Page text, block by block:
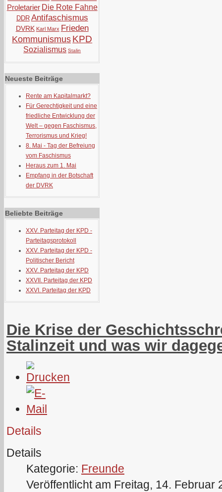
Proletarier Die Rote Fahne
DDR Antifaschismus
DVRK Karl Marx Frieden
Kommunismus KPD
Sozialismus Stalin
Neueste Beiträge
Rente am Kapitalmarkt?
Für Gerechtigkeit und eine
friedliche Entwicklung der
Welt – gegen Faschismus,
Terrorismus und Krieg!
8. Mai - Tag der Befreiung
vom Faschismus
Heraus zum 1. Mai
Empfang in der Botschaft
der DVRK
Beliebte Beiträge
XXV. Parteitag der KPD -
Parteitagsprotokoll
XXV. Parteitag der KPD -
Politischer Bericht
XXV. Parteitag der KPD
XXVII. Parteitag der KPD
XXVI. Parteitag der KPD
Die Krise der
Stalinzeit und was wir
Details
Details
Kategorie: Freunde
Veröffentlicht am Freitag, 14. Februar